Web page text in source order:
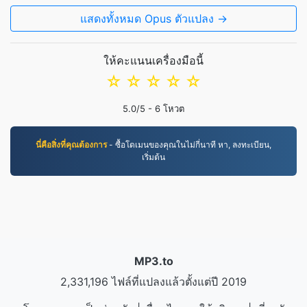
แสดงทั้งหมด Opus ตัวแปลง →
ให้คะแนนเครื่องมือนี้
☆
☆
☆
☆
☆
5.0/5 - 6 โหวต
นี่คือสิ่งที่คุณต้องการ- ซื้อโดเมนของคุณในไม่กี่นาที หา, ลงทะเบียน,
เริ่มต้น
MP3.to
2,331,196 ไฟล์ที่แปลงแล้วตั้งแต่ปี 2019